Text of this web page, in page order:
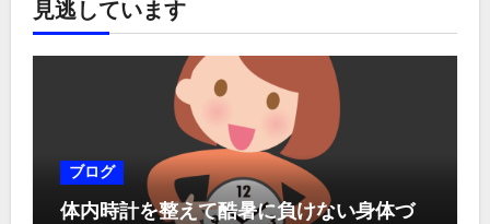
見逃しています
ブログ
体内時計を整えて酷暑に負けない身体づ